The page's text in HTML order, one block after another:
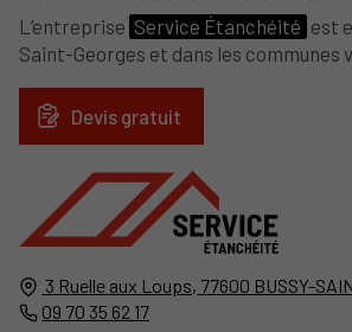
3 Ruelle aux Loups, 77600 BUSSY-
09 70 35 62 17
L’entreprise Service Étanchéité est
Saint-Georges et dans les communes
Devis gratuit